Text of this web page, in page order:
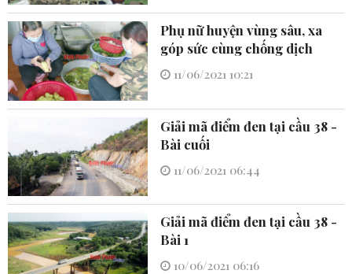
Phụ nữ huyện vùng sâu, xa
góp sức cùng chống dịch
11/06/2021 10:21
Giải mã điểm đen tại cầu 38 -
Bài cuối
11/06/2021 06:44
Giải mã điểm đen tại cầu 38 -
Bài 1
10/06/2021 06:16